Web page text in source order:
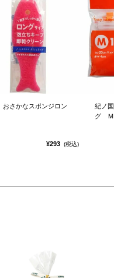
さかなスポンジロン
¥293 (税込)
紀ノ
グ Ｍ